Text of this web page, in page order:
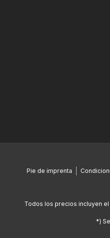
Pie de imprenta
Todos los precios incluyen
*)